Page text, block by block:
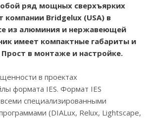
ряд мощных сверхъярких
компании Bridgelux (USA) в
из алюминия и нержавеющей
имеет компактные габариты и
в монтаже и настройке.
в проектах
формата IES. Формат IES
специализированными
(DIALux, Relux, Lightscape,